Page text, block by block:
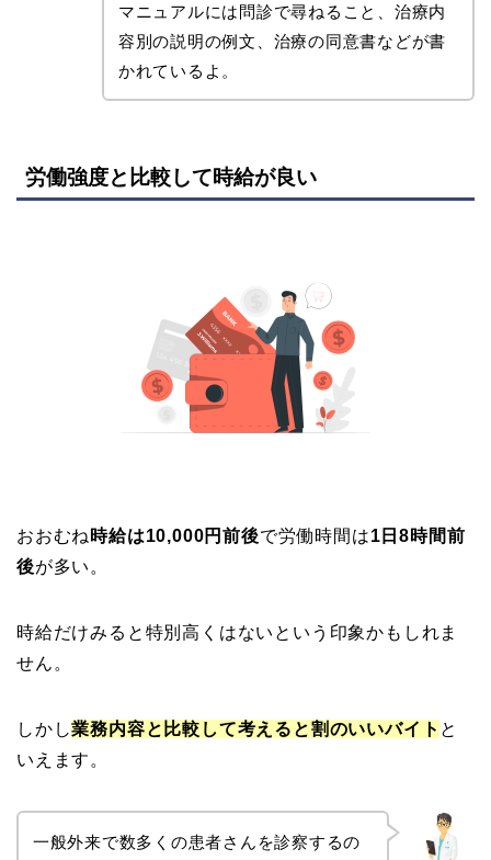
マニュアルには問診で尋ねること、治療内
容別の説明の例文、治療の同意書などが書
かれているよ。
労働強度と比較して時給が良い
おおむね 時給は10,000円前後で労働時間は1日8時間前
後が多い。
時給だけみると特別高くはないという印象かもしれま
せん。
しかし業務内容と比較して考えると割のいいバイト と
いえます。
一般外来で数多くの患者さんを診察するの